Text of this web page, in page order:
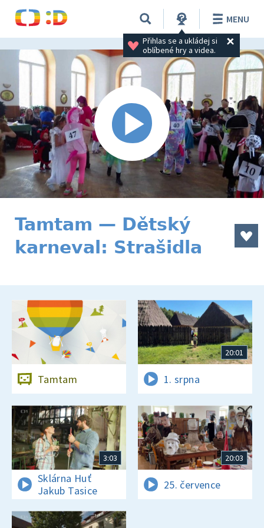
Přihlas se a ukládej si
oblíbené hry a videa.
MENU
Tamtam — Dětský
karneval: Strašidla
Tamtam
20:01
1. srpna
3:03
Sklárna Huť
Jakub Tasice
20:03
25. července